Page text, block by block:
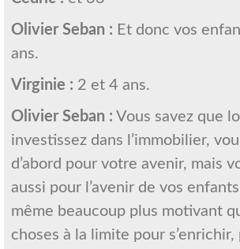
Olivier Seban : Et donc vos
ans.
Virginie : 2 et 4 ans.
Olivier Seban : Vous savez que
investissez dans l’immobilier,
d’abord pour votre avenir, mais
aussi pour l’avenir de vos
même beaucoup plus motivant
choses à la limite pour